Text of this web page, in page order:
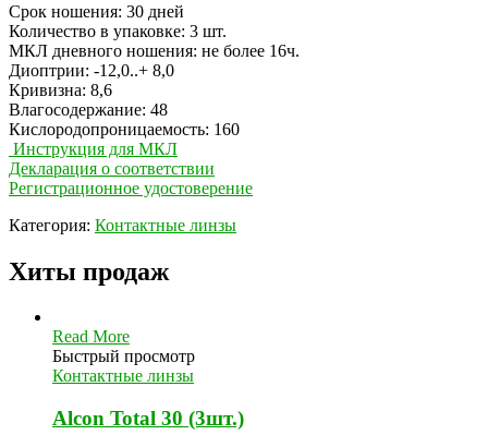
Срок ношения: 30 дней
Количество в упаковке: 3 шт.
МКЛ дневного ношения: не более 16ч.
Диоптрии: -12,0..+ 8,0
Кривизна: 8,6
Влагосодержание: 48
Кислородопроницаемость: 160
Инструкция для МКЛ
Декларация о соответствии
Регистрационное удостоверение
Категория: Контактные линзы
Хиты продаж
Read More
Быстрый просмотр
Контактные линзы
Alcon Total 30 (3шт.)